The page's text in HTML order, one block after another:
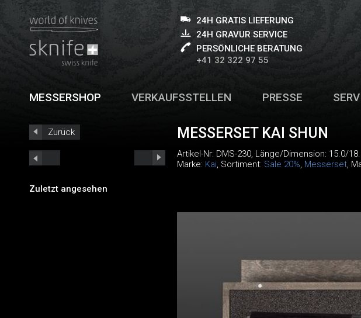
24H GRATIS LIEFERUNG
24H GRAVUR SERVICE
PERSÖNLICHE BERATUNG
+41 32 322 97 55
MESSERSHOP VERKAUFSSTELLEN PRESSE
Zurück
Zuletzt angesehen
MESSERSET KAI SHUN
Artikel-Nr: DMS-230, Länge/Dimension: 15.0/
Marke: Kai, Sortiment: Sale 20%, Messerset,